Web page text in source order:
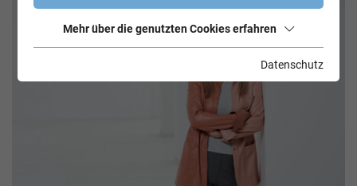
Mehr über die genutzten Cookies erfahren
Datenschutz